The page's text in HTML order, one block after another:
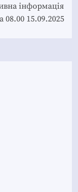
інформація
08.00 15.09.2025